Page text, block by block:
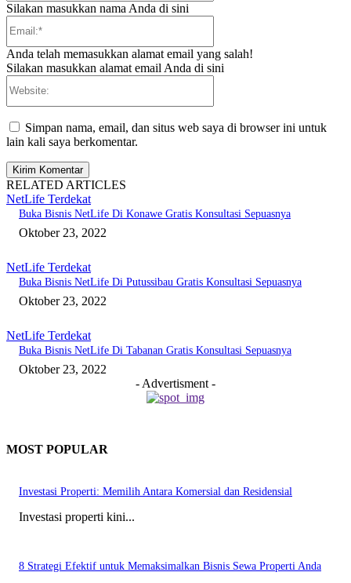
Silakan masukkan nama Anda di sini
Anda telah memasukkan alamat email yang salah!
Silakan masukkan alamat email Anda di sini
Simpan nama, email, dan situs web saya di browser ini untuk
lain kali saya berkomentar.
RELATED ARTICLES
NetLife Terdekat
Buka Bisnis NetLife Di Konawe Gratis Konsultasi Sepuasnya
Oktober 23, 2022
NetLife Terdekat
Buka Bisnis NetLife Di Putussibau Gratis Konsultasi Sepuasnya
Oktober 23, 2022
NetLife Terdekat
Buka Bisnis NetLife Di Tabanan Gratis Konsultasi Sepuasnya
Oktober 23, 2022
- Advertisment -
MOST POPULAR
Investasi Properti: Memilih Antara Komersial dan Residensial
Investasi properti kini...
8 Strategi Efektif untuk Memaksimalkan Bisnis Sewa Properti Anda